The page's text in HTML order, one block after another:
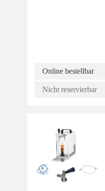
Online bestellbar
Nicht reservierbar